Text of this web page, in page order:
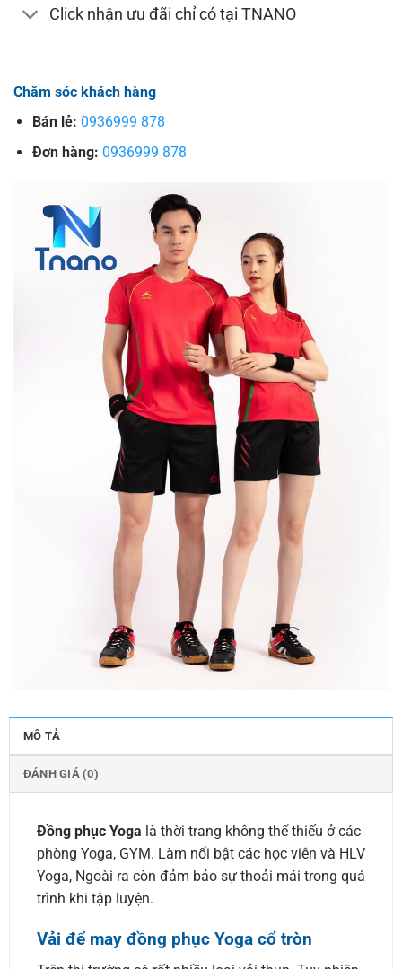
Click nhận ưu đãi chỉ có tại TNANO
Chăm sóc khách hàng
Bán lẻ: 0936999 878
Đơn hàng: 0936999 878
MÔ TẢ
ĐÁNH GIÁ (0)
Đồng phục Yoga là thời trang không thể thiếu ở các
phòng Yoga, GYM. Làm nổi bật các học viên và HLV
Yoga, Ngoài ra còn đảm bảo sự thoải mái trong quá
trình khi tập luyện.
Vải để may đồng phục Yoga cổ tròn